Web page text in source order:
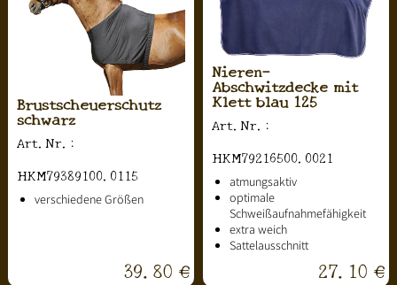
Brustscheuerschutz
schwarz
Art.Nr.:
HKM79389100.0115
verschiedene Größen
39.80 €
Nieren-
Abschwitzdecke mit
Klett blau 125
Art.Nr.:
HKM79216500.0021
atmungsaktiv
optimale
Schweißaufnahmefähigkeit
extra weich
Sattelausschnitt
27.10 €